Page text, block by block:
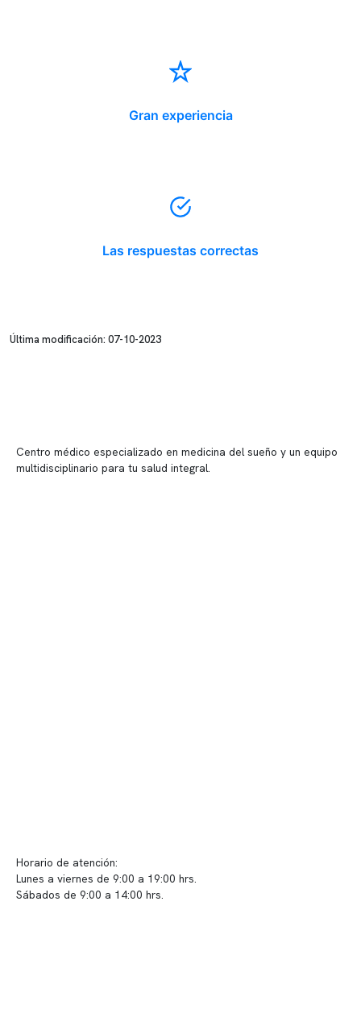
Gran experiencia
Las respuestas correctas
Última modificación: 07-10-2023
Centro médico especializado en medicina del sueño y un equipo
multidisciplinario para tu salud integral.
Horario de atención:
Lunes a viernes de 9:00 a 19:00 hrs.
Sábados de 9:00 a 14:00 hrs.